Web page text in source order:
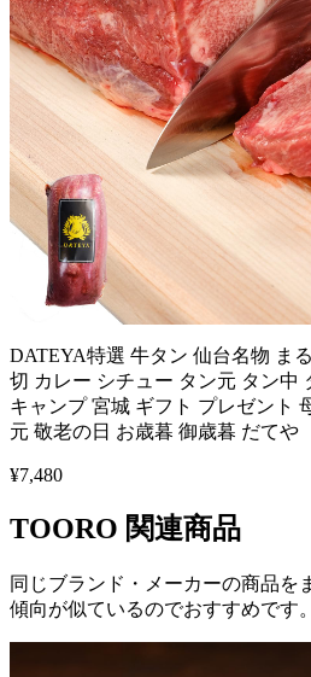
DATEYA特選 牛タン 仙台名物 ま
切 カレー シチュー タン元 タン中
キャンプ 宮城 ギフト プレゼント
元 敬老の日 お歳暮 御歳暮 だてや
¥7,480
TOORO 関連商品
同じブランド・メーカーの商品を
傾向が似ているのでおすすめです。